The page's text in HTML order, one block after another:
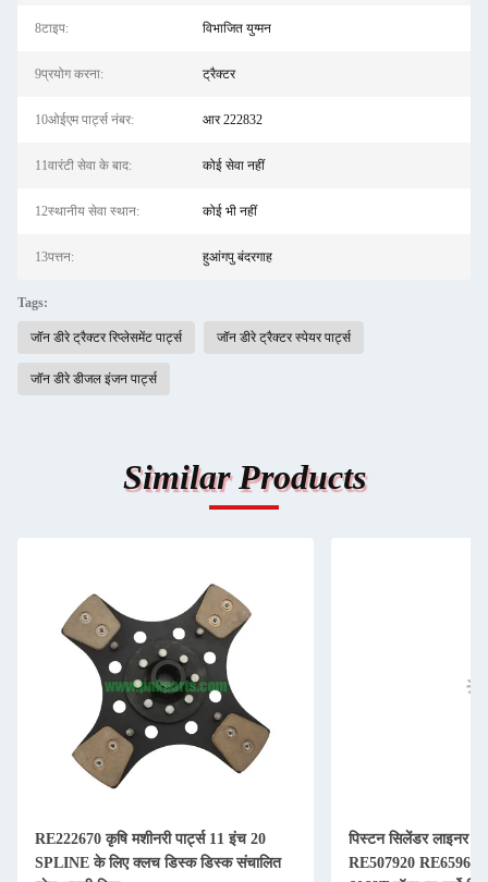
8टाइप: विभाजित युग्मन
9प्रयोग करना: ट्रैक्टर
10ओईएम पार्ट्स नंबर: आर 222832
11वारंटी सेवा के बाद: कोई सेवा नहीं
12स्थानीय सेवा स्थान: कोई भी नहीं
13पत्तन: हुआंगपु बंदरगाह
Tags:
जॉन डीरे ट्रैक्टर रिप्लेसमेंट पार्ट्स जॉन डीरे ट्रैक्टर स्पेयर पार्ट्स
जॉन डीरे डीजल इंजन पार्ट्स
Similar Products
RE222670 कृषि मशीनरी पार्ट्स 11 इंच 20
SPLINE के लिए क्लच डिस्क डिस्क संचालित
पिस्टन सिलेंडर लाइनर
RE507920 RE65967